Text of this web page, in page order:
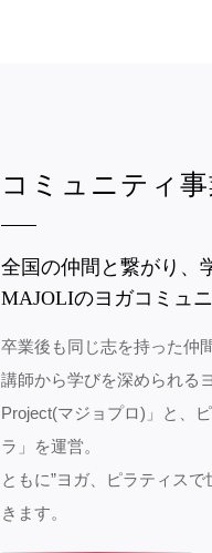
コミュニティ事
全国の仲間と繋がり、
MAJOLIのヨガコミュ
卒業後も同じ志を持った仲
講師から学びを深められる
Project(マジョプロ)」と、
ラ」を運営。
ともに”ヨガ、ピラティス
きます。